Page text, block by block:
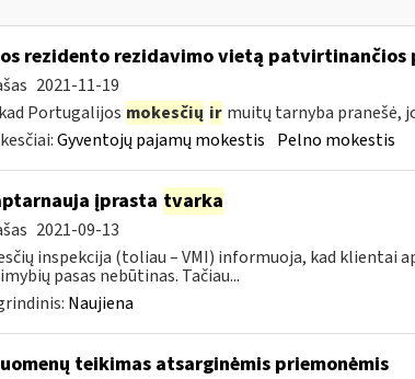
rezidento rezidavimo vietą patvirtinančios
2021-11-19
Portugalijos mokesčių ir muitų tarnyba pranešė,
Gyventojų pajamų mokestis Pelno mokestis
įprasta tvarka
2021-09-13
inspekcija (toliau – VMI) informuoja, kad klientai
pasas nebūtinas. Tačiau...
Naujiena
teikimas atsarginėmis priemonėmis